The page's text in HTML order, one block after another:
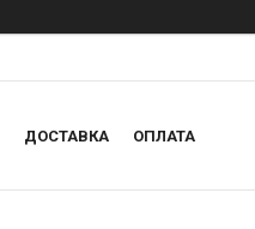
ДОСТАВКА ОПЛАТА